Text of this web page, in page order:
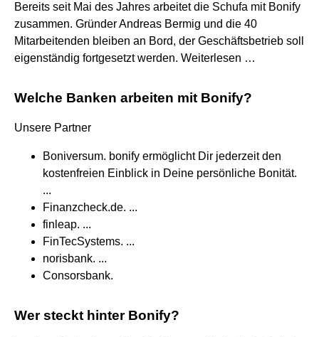
Bereits seit Mai des Jahres arbeitet die Schufa mit Bonify
zusammen. Gründer Andreas Bermig und die 40
Mitarbeitenden bleiben an Bord, der Geschäftsbetrieb soll
eigenständig fortgesetzt werden. Weiterlesen …
Welche Banken arbeiten mit Bonify?
Unsere Partner
Boniversum. bonify ermöglicht Dir jederzeit den
kostenfreien Einblick in Deine persönliche Bonität.
...
Finanzcheck.de. ...
finleap. ...
FinTecSystems. ...
norisbank. ...
Consorsbank.
Wer steckt hinter Bonify?